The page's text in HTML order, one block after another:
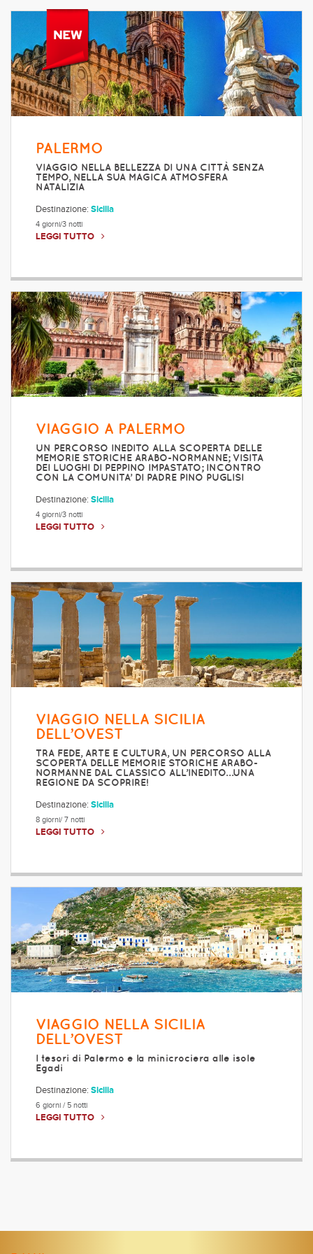
PALERMO
VIAGGIO NELLA BELLEZZA DI UNA CITTÀ SENZA
TEMPO, NELLA SUA MAGICA ATMOSFERA
NATALIZIA
Destinazione: Sicilia
4 giorni/3 notti
LEGGI TUTTO
VIAGGIO A PALERMO
UN PERCORSO INEDITO ALLA SCOPERTA DELLE
MEMORIE STORICHE ARABO-NORMANNE; VISITA
DEI LUOGHI DI PEPPINO IMPASTATO; INCONTRO
CON LA COMUNITA’ DI PADRE PINO PUGLISI
Destinazione: Sicilia
4 giorni/3 notti
LEGGI TUTTO
VIAGGIO NELLA SICILIA
DELL’OVEST
TRA FEDE, ARTE E CULTURA, UN PERCORSO ALLA
SCOPERTA DELLE MEMORIE STORICHE ARABO-
NORMANNE DAL CLASSICO ALL’INEDITO…UNA
REGIONE DA SCOPRIRE!
Destinazione: Sicilia
8 giorni/ 7 notti
LEGGI TUTTO
VIAGGIO NELLA SICILIA
DELL’OVEST
I tesori di Palermo e la minicrociera alle isole
Egadi
Destinazione: Sicilia
6 giorni / 5 notti
LEGGI TUTTO